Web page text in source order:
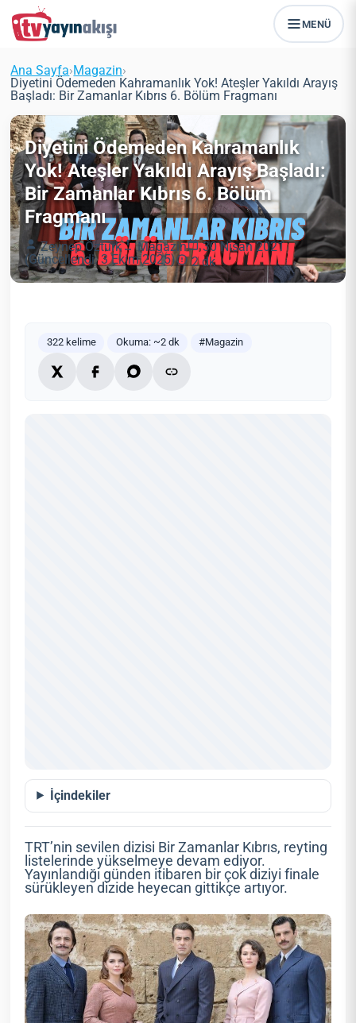
MENÜ
Ana Sayfa›Magazin›
Diyetini Ödemeden Kahramanlık Yok! Ateşler Yakıldı Arayış
Başladı: Bir Zamanlar Kıbrıs 6. Bölüm Fragmanı
Diyetini Ödemeden Kahramanlık
Yok! Ateşler Yakıldı Arayış Başladı:
Bir Zamanlar Kıbrıs 6. Bölüm
Fragmanı
Zeynep Öztürk Magazin
30 Nisan 2021
(Güncellendi: 3 Ekim 2025)
2 dk
322 kelime Okuma: ~2 dk #Magazin
İçindekiler
TRT’nin sevilen dizisi Bir Zamanlar Kıbrıs, reyting
listelerinde yükselmeye devam ediyor.
Yayınlandığı günden itibaren bir çok diziyi finale
sürükleyen dizide heyecan gittikçe artıyor.